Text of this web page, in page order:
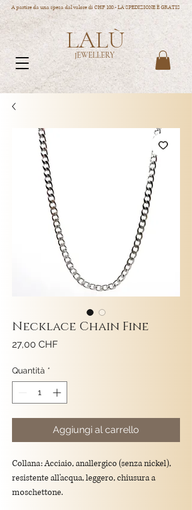
A partire da una spesa dal valore di CHF 100.- LA SPEDIZIONE È GRATIS
LALÙ
JEWELLERY
Necklace Chain Fine
27,00 CHFPrezzo
Quantità *
Aggiungi al carrello
Collana: Acciaio, anallergico (senza nickel),
resistente all'acqua, leggero, chiusura a
moschettone.